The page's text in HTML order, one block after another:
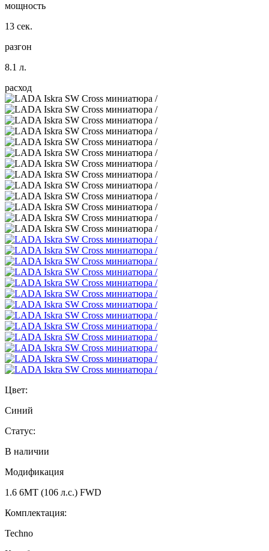
мощность
13 сек.
разгон
8.1 л.
расход
Цвет:
Синий
Статус:
В наличии
Модификация
1.6 6МТ (106 л.с.) FWD
Комплектация:
Techno